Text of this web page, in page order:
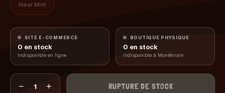
Near Mint
SITE E-COMMERCE
0 en stock
Indisponible en ligne
BOUTIQUE PHYSIQUE
0 en stock
Indisponible à Montévrain
− 1 + RUPTURE DE STOCK